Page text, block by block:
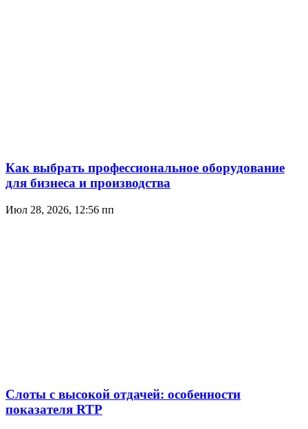
Как выбрать профессиональное оборудование
для бизнеса и производства
Июл 28, 2026, 12:56 пп
Слоты с высокой отдачей: особенности
показателя RTP